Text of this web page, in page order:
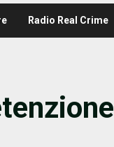
Radio Real Crime